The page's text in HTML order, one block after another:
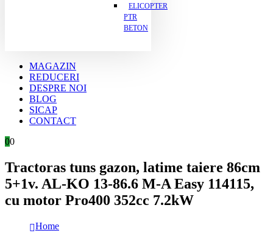
ELICOPTER
PTR
BETON
MAGAZIN
REDUCERI
DESPRE NOI
BLOG
SICAP
CONTACT
00
Tractoras tuns gazon, latime taiere 86cm
5+1v. AL-KO 13-86.6 M-A Easy 114115,
cu motor Pro400 352cc 7.2kW
Home